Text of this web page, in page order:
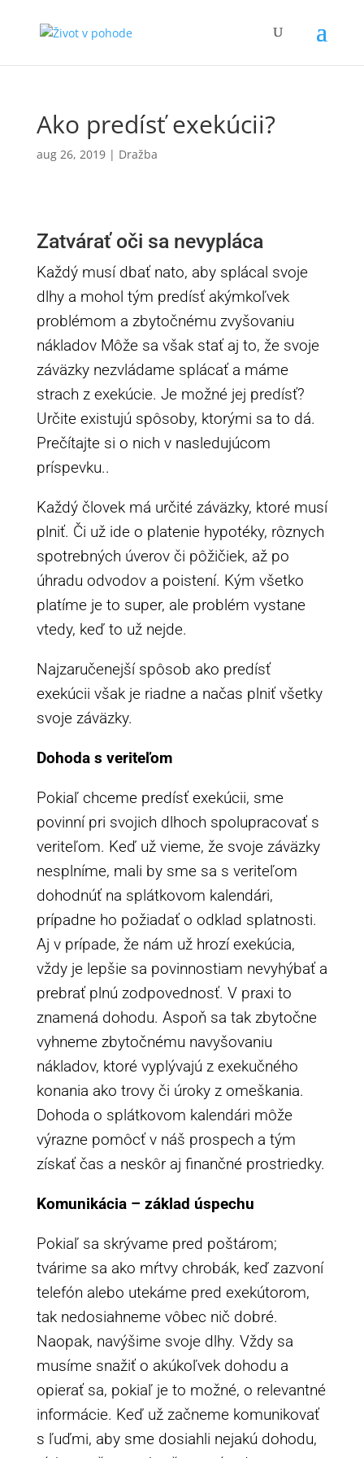
Ako predísť exekúcii?
aug 26, 2019| Dražba
Zatvárať oči sa nevypláca
Každý musí dbať nato, aby splácal svoje
dlhy a mohol tým predísť akýmkoľvek
problémom a zbytočnému zvyšovaniu
nákladov Môže sa však stať aj to, že svoje
záväzky nezvládame splácať a máme
strach z exekúcie. Je možné jej predísť?
Určite existujú spôsoby, ktorými sa to dá.
Prečítajte si o nich v nasledujúcom
príspevku..
Každý človek má určité záväzky, ktoré musí
plniť. Či už ide o platenie hypotéky, rôznych
spotrebných úverov či pôžičiek, až po
úhradu odvodov a poistení. Kým všetko
platíme je to super, ale problém vystane
vtedy, keď to už nejde.
Najzaručenejší spôsob ako predísť
exekúcii však je riadne a načas plniť všetky
svoje záväzky.
Dohoda s veriteľom
Pokiaľ chceme predísť exekúcii, sme
povinní pri svojich dlhoch spolupracovať s
veriteľom. Keď už vieme, že svoje záväzky
nesplníme, mali by sme sa s veriteľom
dohodnúť na splátkovom kalendári,
prípadne ho požiadať o odklad splatnosti.
Aj v prípade, že nám už hrozí exekúcia,
vždy je lepšie sa povinnostiam nevyhýbať a
prebrať plnú zodpovednosť. V praxi to
znamená dohodu. Aspoň sa tak zbytočne
vyhneme zbytočnému navyšovaniu
nákladov, ktoré vyplývajú z exekučného
konania ako trovy či úroky z omeškania.
Dohoda o splátkovom kalendári môže
výrazne pomôcť v náš prospech a tým
získať čas a neskôr aj finančné prostriedky.
Komunikácia – základ úspechu
Pokiaľ sa skrývame pred poštárom;
tvárime sa ako mŕtvy chrobák, keď zazvoní
telefón alebo utekáme pred exekútorom,
tak nedosiahneme vôbec nič dobré.
Naopak, navýšime svoje dlhy. Vždy sa
musíme snažiť o akúkoľvek dohodu a
opierať sa, pokiaľ je to možné, o relevantné
informácie. Keď už začneme komunikovať
s ľuďmi, aby sme dosiahli nejakú dohodu,